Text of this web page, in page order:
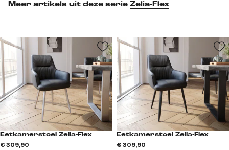
Meer artikels uit deze serie Zelia-Flex
Eetkamerstoel Zelia-Flex
€ 309,90
Eetkamerstoel Zelia-Flex
€ 309,90